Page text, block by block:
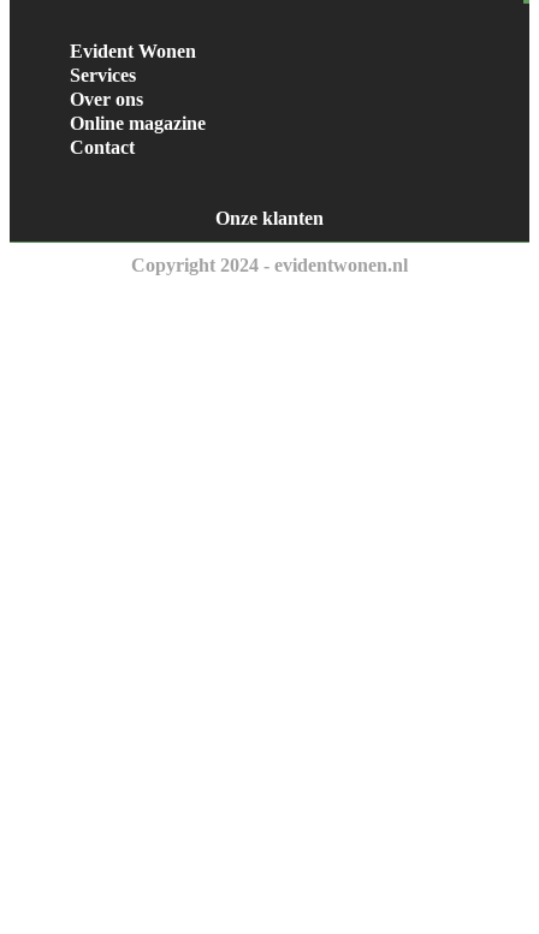
Evident Wonen
Services
Over ons
Online magazine
Contact
Onze klanten
Copyright 2024 - evidentwonen.nl